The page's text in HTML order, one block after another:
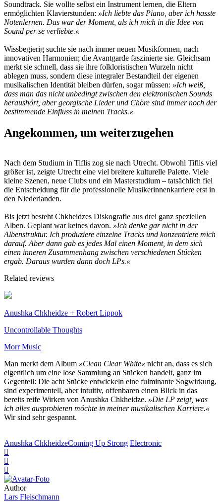
Soundtrack. Sie wollte selbst ein Instrument lernen, die Eltern
ermöglichten Klavierstunden: »Ich liebte das Piano, aber ich hasste
Notenlernen. Das war der Moment, als ich mich in die Idee von
Sound per se verliebte.«
Wissbegierig suchte sie nach immer neuen Musikformen, nach
innovativen Harmonien; die Avantgarde faszinierte sie. Gleichsam
merkt sie schnell, dass sie ihre folkloristischen Wurzeln nicht
ablegen muss, sondern diese integraler Bestandteil der eigenen
musikalischen Identität bleiben dürfen, sogar müssen: »Ich weiß,
dass man das nicht unbedingt zwischen den elektronischen Sounds
heraushört, aber georgische Lieder und Chöre sind immer noch der
bestimmende Einfluss in meinen Tracks.«
Angekommen, um weiterzugehen
Nach dem Studium in Tiflis zog sie nach Utrecht. Obwohl Tiflis viel
größer ist, zeigte Utrecht eine viel breitere kulturelle Palette. Viele
kleine Szenen, neue Clubs und ein Masterstudium – tatsächlich fiel
die Entscheidung für die professionelle Musikerinnenkarriere erst in
den Niederlanden.
Bis jetzt besteht Chkheidzes Diskografie aus drei ganz speziellen
Alben. Geplant war keines davon. »Ich denke gar nicht in der
Albenstruktur. Ich produziere einzelne Tracks und konzentriere mich
darauf. Aber dann gab es jedes Mal einen Moment, in dem sich
einen inneren Zusammenhang zwischen verschiedenen Stücken
ergab. Daraus wurden dann doch LPs.«
Related reviews
Anushka Chkheidze + Robert Lippok
Uncontrollable Thoughts
Morr Music
Man merkt dem Album »Clean Clear White« nicht an, dass es sich
eigentlich um eine lose Sammlung an Stücken handelt, ganz im
Gegenteil: Die acht Stücke entwickeln eine fulminante Sogwirkung,
sind experimentell, aber intuitiv, offenbaren einen Blick in das
bereits reife Wirken von Anushka Chkheidze. »Die LP zeigt, was
ich alles ausprobieren möchte in meiner musikalischen Karriere.«
Wir sind sehr gespannt.
Anushka ChkheidzeComing Up Strong Electronic
Author
Lars Fleischmann